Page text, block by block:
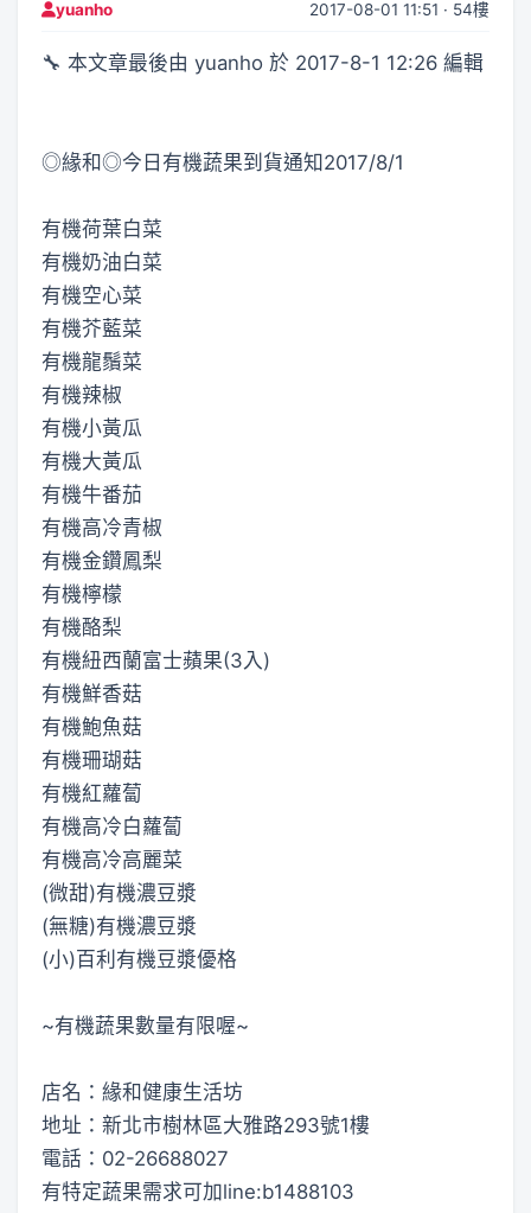
yuanho 2017-08-01 11:51 · 54樓
🔧 本文章最後由 yuanho 於 2017-8-1 12:26 編輯
◎緣和◎今日有機蔬果到貨通知2017/8/1
有機荷葉白菜
有機奶油白菜
有機空心菜
有機芥藍菜
有機龍鬚菜
有機辣椒
有機小黃瓜
有機大黃瓜
有機牛番茄
有機高冷青椒
有機金鑽鳳梨
有機檸檬
有機酪梨
有機紐西蘭富士蘋果(3入)
有機鮮香菇
有機鮑魚菇
有機珊瑚菇
有機紅蘿蔔
有機高冷白蘿蔔
有機高冷高麗菜
(微甜)有機濃豆漿
(無糖)有機濃豆漿
(小)百利有機豆漿優格
~有機蔬果數量有限喔~
店名：緣和健康生活坊
地址：新北市樹林區大雅路293號1樓
電話：02-26688027
有特定蔬果需求可加line:b1488103